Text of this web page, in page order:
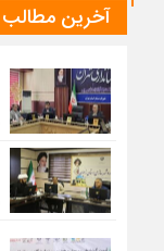
آخرین مطالب